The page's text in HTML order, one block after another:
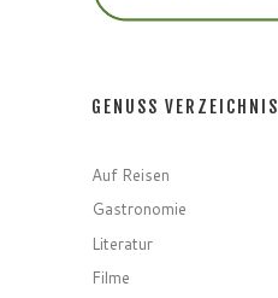
GENUSS VERZEICHNIS
Auf Reisen
Gastronomie
Literatur
Filme